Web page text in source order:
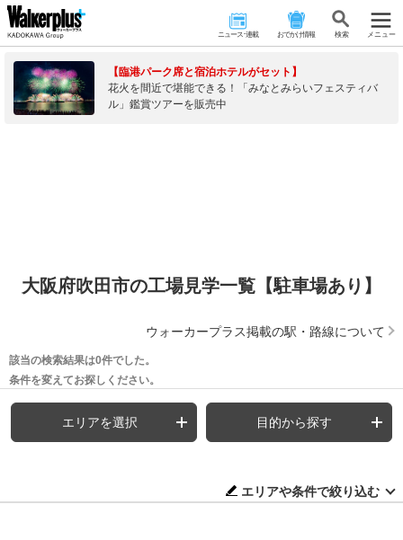
ニュース･連載 おでかけ情報 検 索 メニュー
【臨港パーク席と宿泊ホテルがセット】
花火を間近で堪能できる！「みなとみらいフェスティバ
ル」鑑賞ツアーを販売中
大阪府吹田市の工場見学一覧【駐車場あり】
ウォーカープラス掲載の駅・路線について
該当の検索結果は0件でした。
条件を変えてお探しください。
エリアを選択 目的から探す
エリアや条件で絞り込む